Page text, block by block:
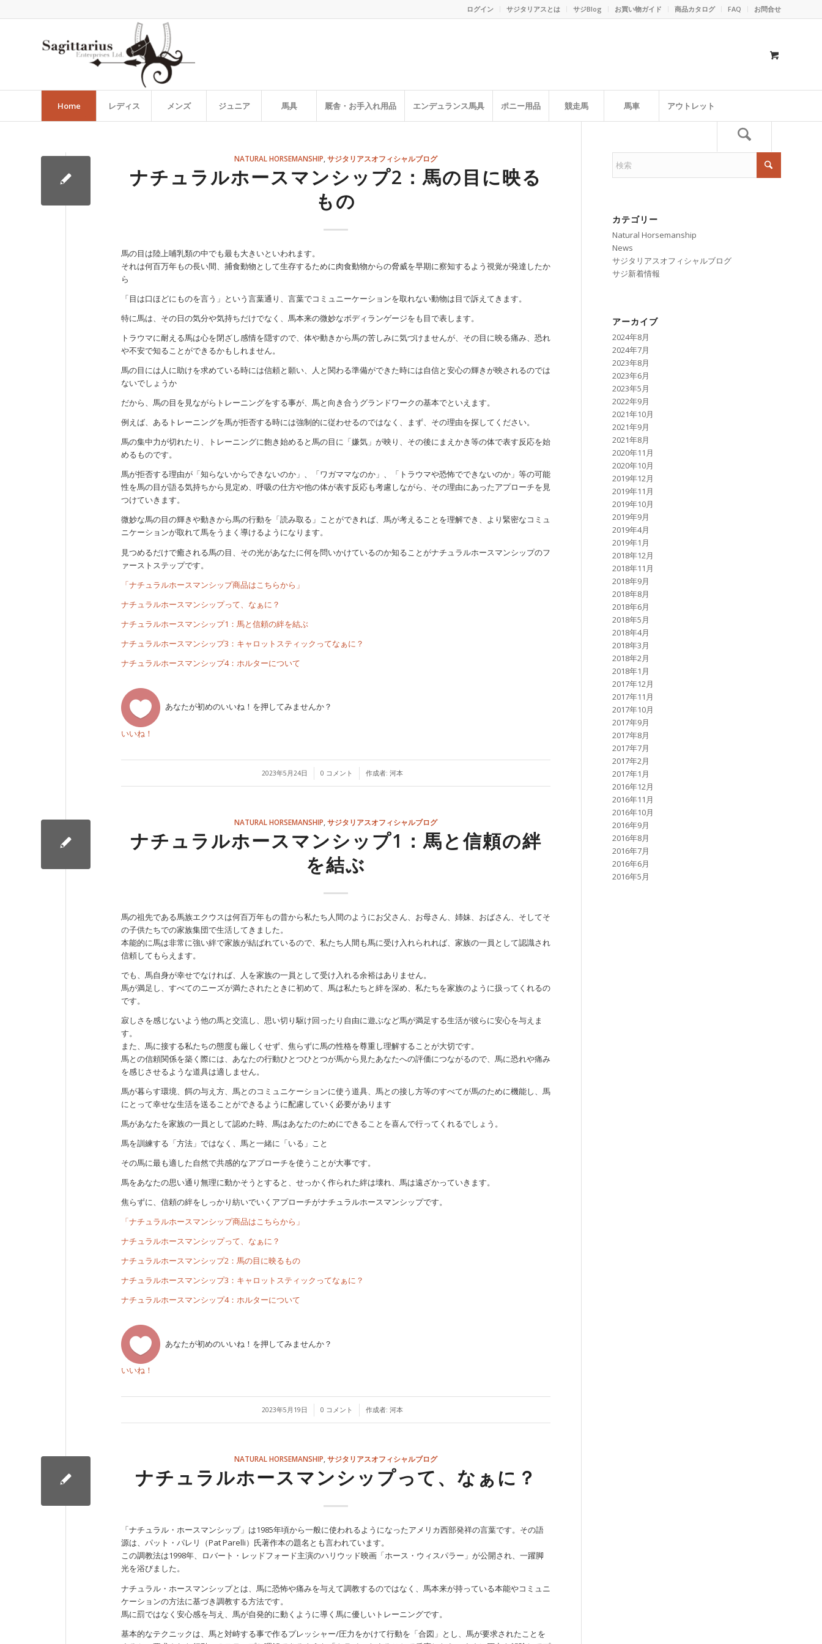
ログイン サジタリアスとは サジBlog お買い物ガイド 商品カタログ FAQ お問合せ
Home レディス メンズ ジュニア 馬具 厩舎・お手入れ用品 エンデュランス馬具 ポニー用品 競走馬 馬車 アウトレット
NATURAL HORSEMANSHIP ,サジタリアスオフィシャルブログ
ナチュラルホースマンシップ2：馬の目に映る
もの
馬の目は陸上哺乳類の中でも最も大きいといわれます。
それは何百万年もの長い間、捕食動物として生存するために肉食動物からの脅威を早期に察知するよう視覚が発達したか
ら
「目は口ほどにものを言う」という言葉通り、言葉でコミュニーケーションを取れない動物は目で訴えてきます。
特に馬は、その日の気分や気持ちだけでなく、馬本来の微妙なボディランゲージをも目で表します。
トラウマに耐える馬は心を閉ざし感情を隠すので、体や動きから馬の苦しみに気づけませんが、その目に映る痛み、恐れ
や不安で知ることができるかもしれません。
馬の目には人に助けを求めている時には信頼と願い、人と関わる準備ができた時には自信と安心の輝きが映されるのでは
ないでしょうか
だから、馬の目を見ながらトレーニングをする事が、馬と向き合うグランドワークの基本でといえます。
例えば、あるトレーニングを馬が拒否する時には強制的に従わせるのではなく、まず、その理由を探してください。
馬の集中力が切れたり、トレーニングに飽き始めると馬の目に「嫌気」が映り、その後にまえかき等の体で表す反応を始
めるものです。
馬が拒否する理由が「知らないからできないのか」、「ワガママなのか」、「トラウマや恐怖でできないのか」等の可能
性を馬の目が語る気持ちから見定め、呼吸の仕方や他の体が表す反応も考慮しながら、その理由にあったアプローチを見
つけていきます。
微妙な馬の目の輝きや動きから馬の行動を「読み取る」ことができれば、馬が考えることを理解でき、より緊密なコミュ
ニケーションが取れて馬をうまく導けるようになります。
見つめるだけで癒される馬の目、その光があなたに何を問いかけているのか知ることがナチュラルホースマンシップのフ
ァーストステップです。
「ナチュラルホースマンシップ商品はこちらから」
ナチュラルホースマンシップって、なぁに？
ナチュラルホースマンシップ1：馬と信頼の絆を結ぶ
ナチュラルホースマンシップ3：キャロットスティックってなぁに？
ナチュラルホースマンシップ4：ホルターについて
あなたが初めのいいね！を押してみませんか？
いいね！
2023年5月24日
/ 0 コメント
/ 作成者:河本
NATURAL HORSEMANSHIP ,サジタリアスオフィシャルブログ
ナチュラルホースマンシップ1：馬と信頼の絆
を結ぶ
馬の祖先である馬族エクウスは何百万年もの昔から私たち人間のようにお父さん、お母さん、姉妹、おばさん、そしてそ
の子供たちでの家族集団で生活してきました。
本能的に馬は非常に強い絆で家族が結ばれているので、私たち人間も馬に受け入れられれば、家族の一員として認識され
信頼してもらえます。
でも、馬自身が幸せでなければ、人を家族の一員として受け入れる余裕はありません。
馬が満足し、すべてのニーズが満たされたときに初めて、馬は私たちと絆を深め、私たちを家族のように扱ってくれるの
です。
寂しさを感じないよう他の馬と交流し、思い切り駆け回ったり自由に遊ぶなど馬が満足する生活が彼らに安心を与えま
す。
また、馬に接する私たちの態度も厳しくせず、焦らずに馬の性格を尊重し理解することが大切です。
馬との信頼関係を築く際には、あなたの行動ひとつひとつが馬から見たあなたへの評価につながるので、馬に恐れや痛み
を感じさせるような道具は適しません。
馬が暮らす環境、餌の与え方、馬とのコミュニケーションに使う道具、馬との接し方等のすべてが馬のために機能し、馬
にとって幸せな生活を送ることができるように配慮していく必要があります
馬があなたを家族の一員として認めた時、馬はあなたのためにできることを喜んで行ってくれるでしょう。
馬を訓練する「方法」ではなく、馬と一緒に「いる」こと
その馬に最も適した自然で共感的なアプローチを使うことが大事です。
馬をあなたの思い通り無理に動かそうとすると、せっかく作られた絆は壊れ、馬は遠ざかっていきます。
焦らずに、信頼の絆をしっかり紡いでいくアプローチがナチュラルホースマンシップです。
「ナチュラルホースマンシップ商品はこちらから」
ナチュラルホースマンシップって、なぁに？
ナチュラルホースマンシップ2：馬の目に映るもの
ナチュラルホースマンシップ3：キャロットスティックってなぁに？
ナチュラルホースマンシップ4：ホルターについて
あなたが初めのいいね！を押してみませんか？
いいね！
2023年5月19日
/ 0 コメント
/ 作成者:河本
NATURAL HORSEMANSHIP,サジタリアスオフィシャルブログ
ナチュラルホースマンシップって、なぁに？
「ナチュラル・ホースマンシップ」は1985年頃から一般に使われるようになったアメリカ西部発祥の言葉です。その語
源は、パット・パレリ（Pat Parelli）氏著作本の題名とも言われています。
この調教法は1998年、ロバート・レッドフォード主演のハリウッド映画「ホース・ウィスパラー」が公開され、一躍脚
光を浴びました。
ナチュラル・ホースマンシップとは、馬に恐怖や痛みを与えて調教するのではなく、馬本来が持っている本能やコミュニ
ケーションの方法に基づき調教する方法です。
馬に罰ではなく安心感を与え、馬が自発的に動くように導く馬に優しいトレーニングです。
基本的なテクニックは、馬と対峙する事で作るプレッシャー/圧力をかけて行動を「合図」とし、馬が要求されたことを
カテゴリー
Natural Horsemanship
News
サジタリアスオフィシャルブログ
サジ新着情報
アーカイブ
2024年8月
2024年7月
2023年8月
2023年6月
2023年5月
2022年9月
2021年10月
2021年9月
2021年8月
2020年11月
2020年10月
2019年12月
2019年11月
2019年10月
2019年9月
2019年4月
2019年1月
2018年12月
2018年11月
2018年9月
2018年8月
2018年6月
2018年5月
2018年4月
2018年3月
2018年2月
2018年1月
2017年12月
2017年11月
2017年10月
2017年9月
2017年8月
2017年7月
2017年2月
2017年1月
2016年12月
2016年11月
2016年10月
2016年9月
2016年8月
2016年7月
2016年6月
2016年5月